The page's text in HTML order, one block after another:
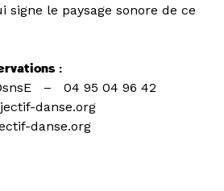
signe le paysage sonore de ce
:
– 04 95 04 96 42
danse.org
danse.org